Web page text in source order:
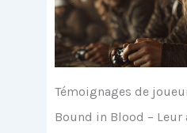
Témoignages de
Bound in Blood – Leur